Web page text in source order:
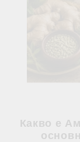
Какво е